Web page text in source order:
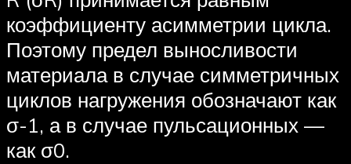
коэффициенту асимметрии цикла.
Поэтому предел выносливости
материала в случае симметричных
циклов нагружения обозначают как
σ-1, а в случае пульсационных —
как σ0.